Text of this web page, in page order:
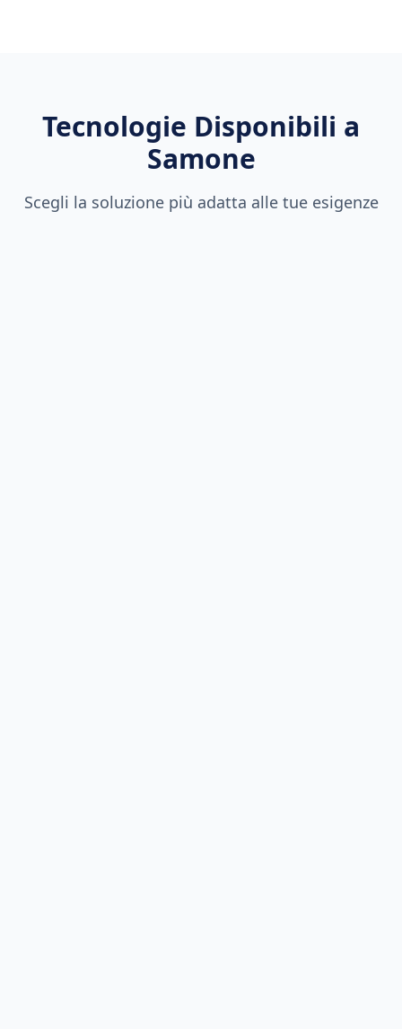
Tecnologie Disponibili a
Samone
Scegli la soluzione più adatta alle tue esigenze